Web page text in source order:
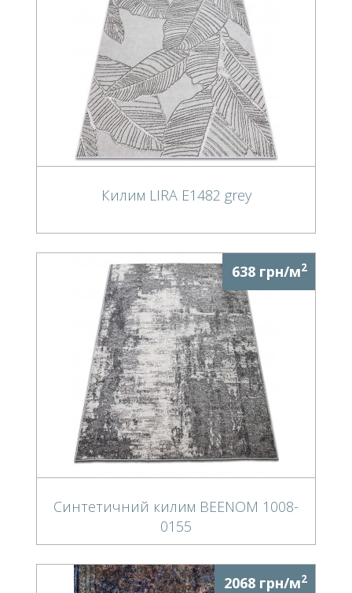
Килим LIRA E1482 grey
638 грн/м2
Синтетичний килим BEENOM 1008-
0155
2068 грн/м2